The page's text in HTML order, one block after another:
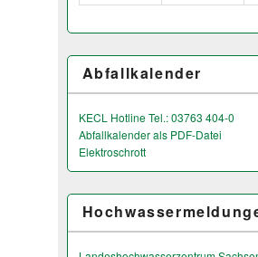
Abfallkalender
KECL Hotline Tel.: 03763 404-0
Abfallkalender als PDF-Datei
Elektroschrott